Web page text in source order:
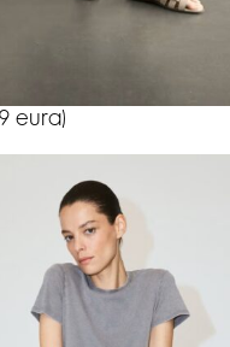
eura)